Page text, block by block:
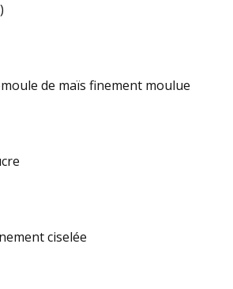
de maïs finement moulue
ciselée